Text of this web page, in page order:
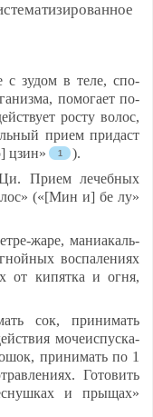
с зу­дом в те­ле, спо­
по­мо­га­ет по­
рос­ту во­лос,
при­ем при­даст
цзин»
).
Ци. При­ем ле­чеб­ных
(«[Мин и] бе лу»
жа­ре, ма­ни­акаль­
вос­па­ле­ни­ях
от ки­пят­ка и ог­ня,
сок, при­ни­мать
мо­че­ис­пус­ка­
при­ни­мать по 1
Го­то­вить
и пры­щах»